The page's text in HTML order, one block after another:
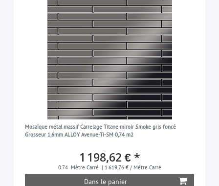
Mosaïque métal massif Carrelage Titane miroir Smoke gris foncé
Grosseur 1,6mm ALLOY Avenue-Ti-SM 0,74 m2
1 198,62 € *
0.74 Mètre Carré | 1 619,76 € / Mètre Carré
Dans le panier